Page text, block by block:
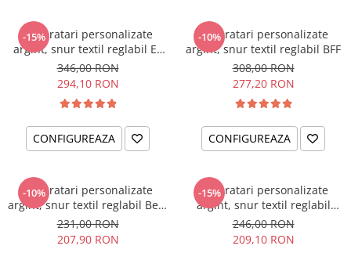
-15%
Set bratari personalizate
argint, snur textil reglabil Ea
& El
346,00 RON
294,10 RON
CONFIGUREAZA
-10%
Set bratari personalizate
argint, snur textil reglabil BFF
308,00 RON
277,20 RON
CONFIGUREAZA
-10%
Set bratari personalizate
argint, snur textil reglabil Best
Friends Forever
231,00 RON
207,90 RON
-15%
Set bratari personalizate
argint, snur textil reglabil
Surioare
246,00 RON
209,10 RON